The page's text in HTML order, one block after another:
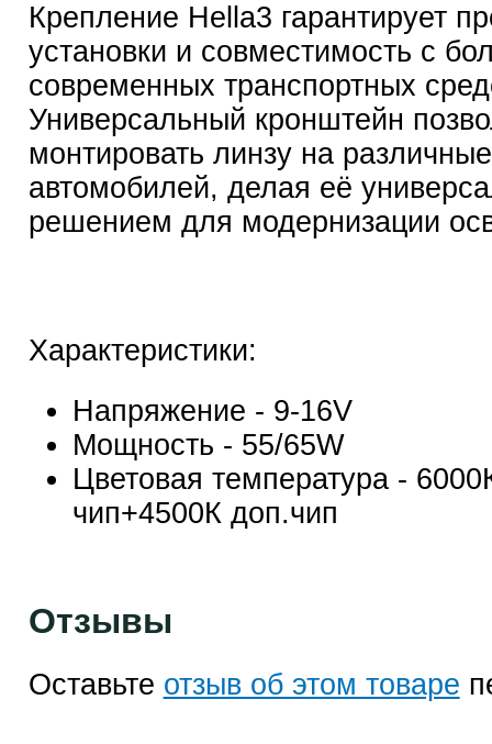
Крепление Hella3 гарантирует
установки и совместимость с
современных транспортных
Универсальный кронштейн
монтировать линзу на
автомобилей, делая её
решением для модернизации
Характеристики:
Напряжение - 9-16V
Мощность - 55/65W
Цветовая температура -
чип+4500К доп.чип
Отзывы
Оставьте отзыв об этом товаре